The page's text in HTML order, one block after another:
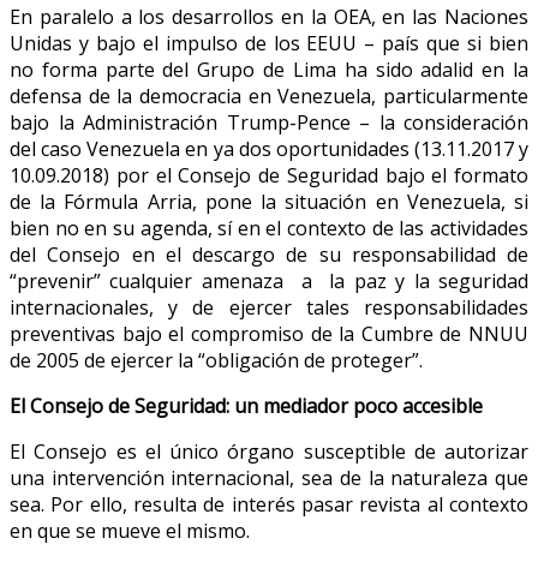
En paralelo a los desarrollos en la OEA, en las Naciones
Unidas y bajo el impulso de los EEUU – país que si bien
no forma parte del Grupo de Lima ha sido adalid en la
defensa de la democracia en Venezuela, particularmente
bajo la Administración Trump-Pence – la consideración
del caso Venezuela en ya dos oportunidades (13.11.2017 y
10.09.2018) por el Consejo de Seguridad bajo el formato
de la Fórmula Arria, pone la situación en Venezuela, si
bien no en su agenda, sí en el contexto de las actividades
del Consejo en el descargo de su responsabilidad de
“prevenir” cualquier amenaza a la paz y la seguridad
internacionales, y de ejercer tales responsabilidades
preventivas bajo el compromiso de la Cumbre de NNUU
de 2005 de ejercer la “obligación de proteger”.
El Consejo de Seguridad: un mediador poco accesible
El Consejo es el único órgano susceptible de autorizar
una intervención internacional, sea de la naturaleza que
sea. Por ello, resulta de interés pasar revista al contexto
en que se mueve el mismo.